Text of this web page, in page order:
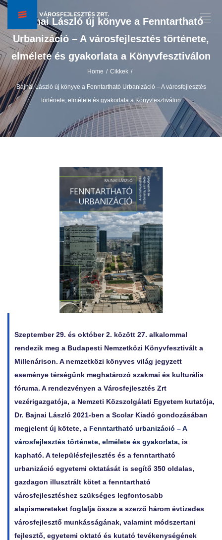
Bajnai László új könyve a Fenntartható
Urbanizáció – A városfejlesztés története,
elmélete és gyakorlata a Könyvfesztiválon
Home / Cikkek /
Bajnai László új könyve a Fenntartható Urbanizáció – A városfejlesztés
története, elmélete és gyakorlata a Könyvfesztiválon
Szeptember 29. és október 2. között 27. alkalommal
rendezik meg a Budapesti Nemzetközi Könyvfesztivált a
Millenárison. A nemzetközi könyves világ jegyzett
eseménye térségünk meghatározó szakmai és kulturális
fóruma. A rendezvényen a Városfejlesztés Zrt
vezérigazgatója, a Nemzeti Közszolgálati Egyetem kutatója,
Dr. Bajnai László 2021-ben a Scolar Kiadó gondozásában
megjelent új kötete, a Fenntartható urbanizáció – A
városfejlesztés története, elmélete és gyakorlata, is
kapható. A településfejlesztés és a fenntartható
urbanizáció egyetemi oktatását is segítő 350 oldalas,
gazdagon illusztrált kötet a fenntartható
városfejlesztéshez szükséges legfontosabb
alapismereteket foglalja össze a szerző három évtizedes
városfejlesztő munkásságának, valamint módszertani
fejlesztő, egyetemi oktató és kutató tevékenységének